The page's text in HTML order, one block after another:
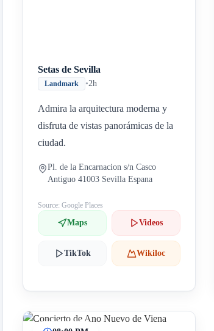
Setas de Sevilla
Landmark •2h
Admira la arquitectura moderna y
disfruta de vistas panorámicas de la
ciudad.
Pl. de la Encarnacion s/n Casco
Antiguo 41003 Sevilla Espana
Source: Google Places
Maps Videos
TikTok Wikiloc